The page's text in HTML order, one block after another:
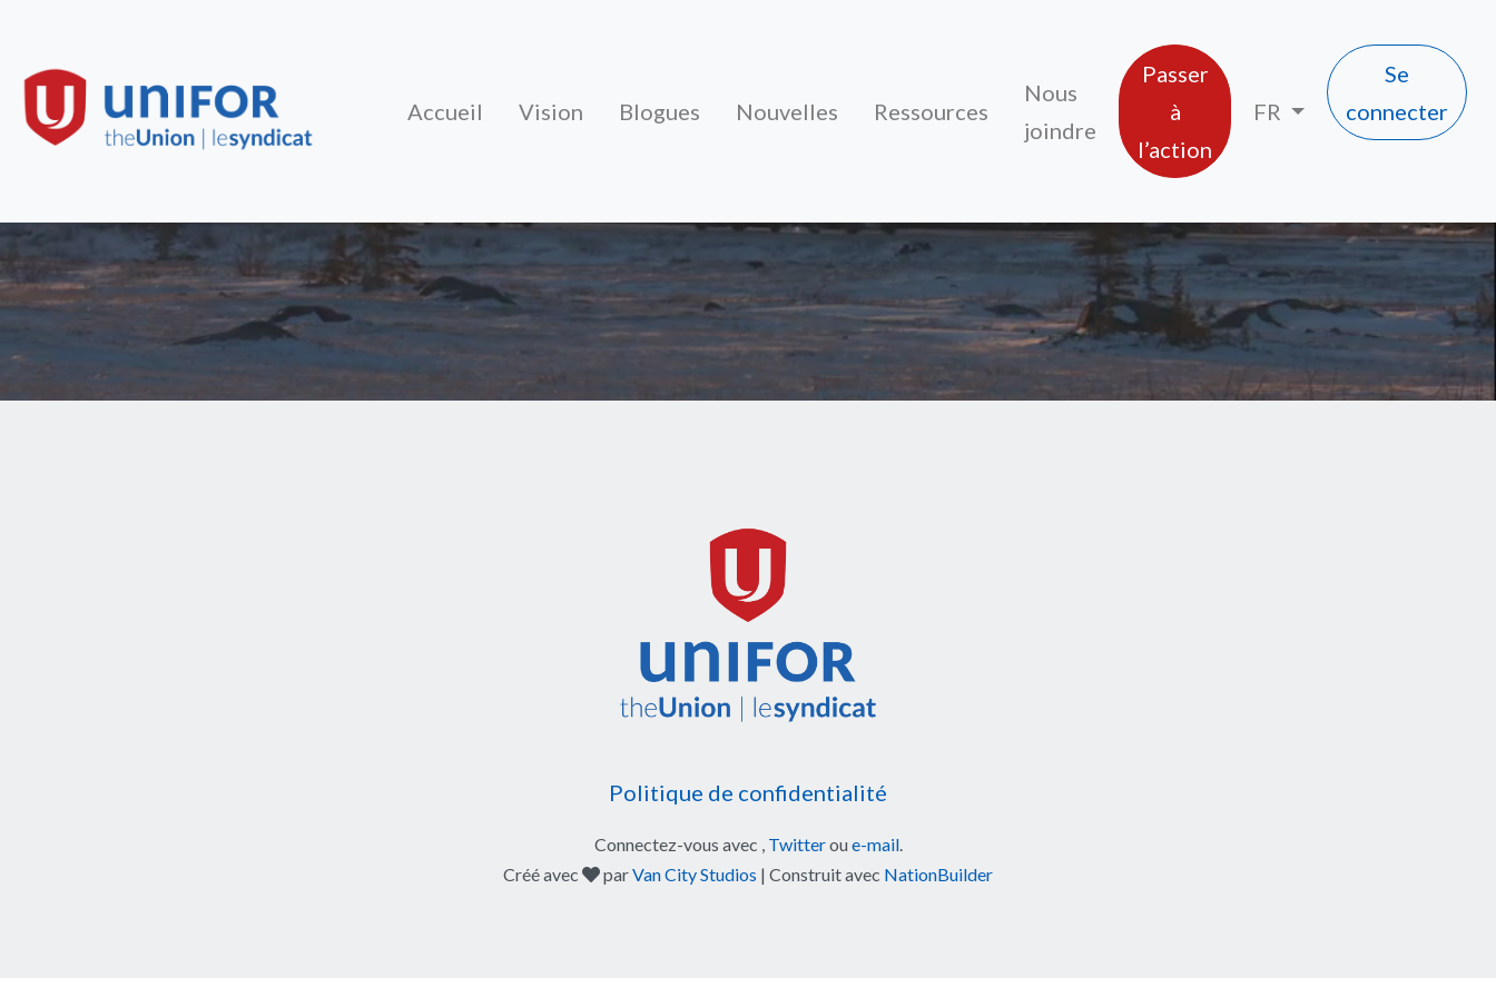
Accueil Vision Blogues Nouvelles Ressources
Nous
joindre
Passer
à
l’action
FR
Se
connecter
Politique de confidentialité
Connectez-vous avec , Twitteroue-mail.
Créé avec
soin
parVan City Studios | Construit avec NationBuilder